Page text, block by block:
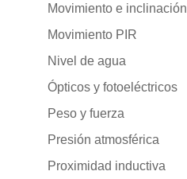
Movimiento e inclinación
Movimiento PIR
Nivel de agua
Ópticos y fotoeléctricos
Peso y fuerza
Presión atmosférica
Proximidad inductiva